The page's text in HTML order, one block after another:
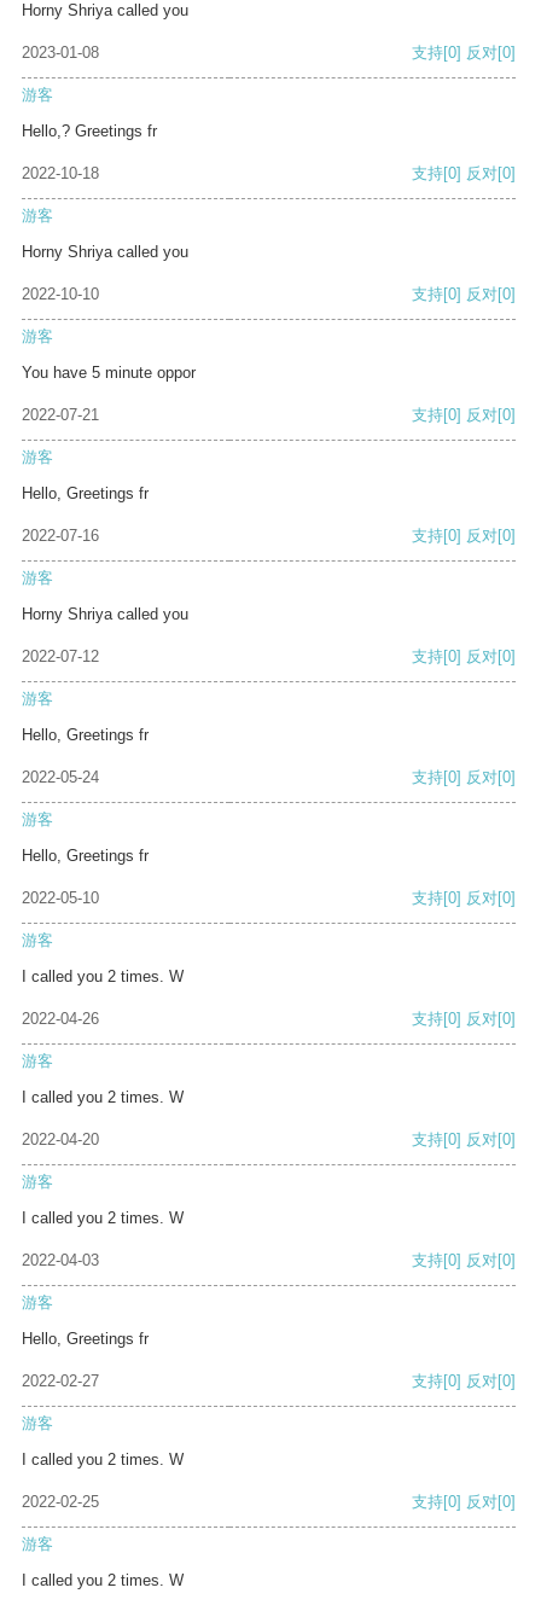
Horny Shriya called you
2023-01-08 支持[0] 反对[0]
游客
Hello,? Greetings fr
2022-10-18 支持[0] 反对[0]
游客
Horny Shriya called you
2022-10-10 支持[0] 反对[0]
游客
You have 5 minute oppor
2022-07-21 支持[0] 反对[0]
游客
Hello, Greetings fr
2022-07-16 支持[0] 反对[0]
游客
Horny Shriya called you
2022-07-12 支持[0] 反对[0]
游客
Hello, Greetings fr
2022-05-24 支持[0] 反对[0]
游客
Hello, Greetings fr
2022-05-10 支持[0] 反对[0]
游客
I called you 2 times. W
2022-04-26 支持[0] 反对[0]
游客
I called you 2 times. W
2022-04-20 支持[0] 反对[0]
游客
I called you 2 times. W
2022-04-03 支持[0] 反对[0]
游客
Hello, Greetings fr
2022-02-27 支持[0] 反对[0]
游客
I called you 2 times. W
2022-02-25 支持[0] 反对[0]
游客
I called you 2 times. W